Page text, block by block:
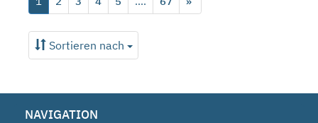
Sortieren nach
NAVIGATION